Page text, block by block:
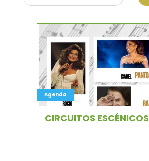
Agenda
CIRCUITOS ESCÉNICOS